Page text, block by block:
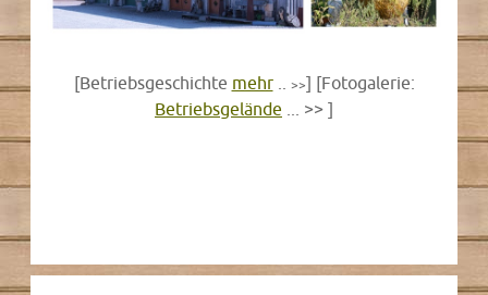
[Betriebsgeschichte mehr.. >>] [Fotogalerie:
Betriebsgelände ... >> ]